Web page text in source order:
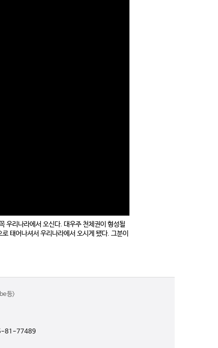
우리나라에서 오신다. 대우주 천체권이 형성될
태어나셔서 우리나라에서 오시게 됐다. 그분이
등>
81-77489